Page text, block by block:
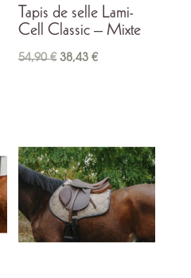
Tapis de selle Lami-
Cell Classic – Mixte
54,90€ Le
38,43€Le